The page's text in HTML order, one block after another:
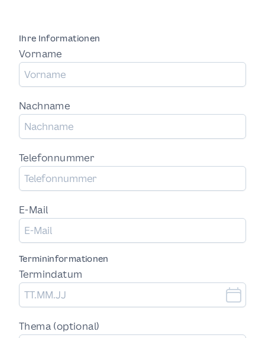
Ihre Informationen
Vorname
Nachname
Telefonnummer
E-Mail
Termininformationen
Termindatum
Thema (optional)